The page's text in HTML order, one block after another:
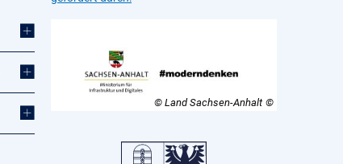
© Land Sachsen-Anhalt